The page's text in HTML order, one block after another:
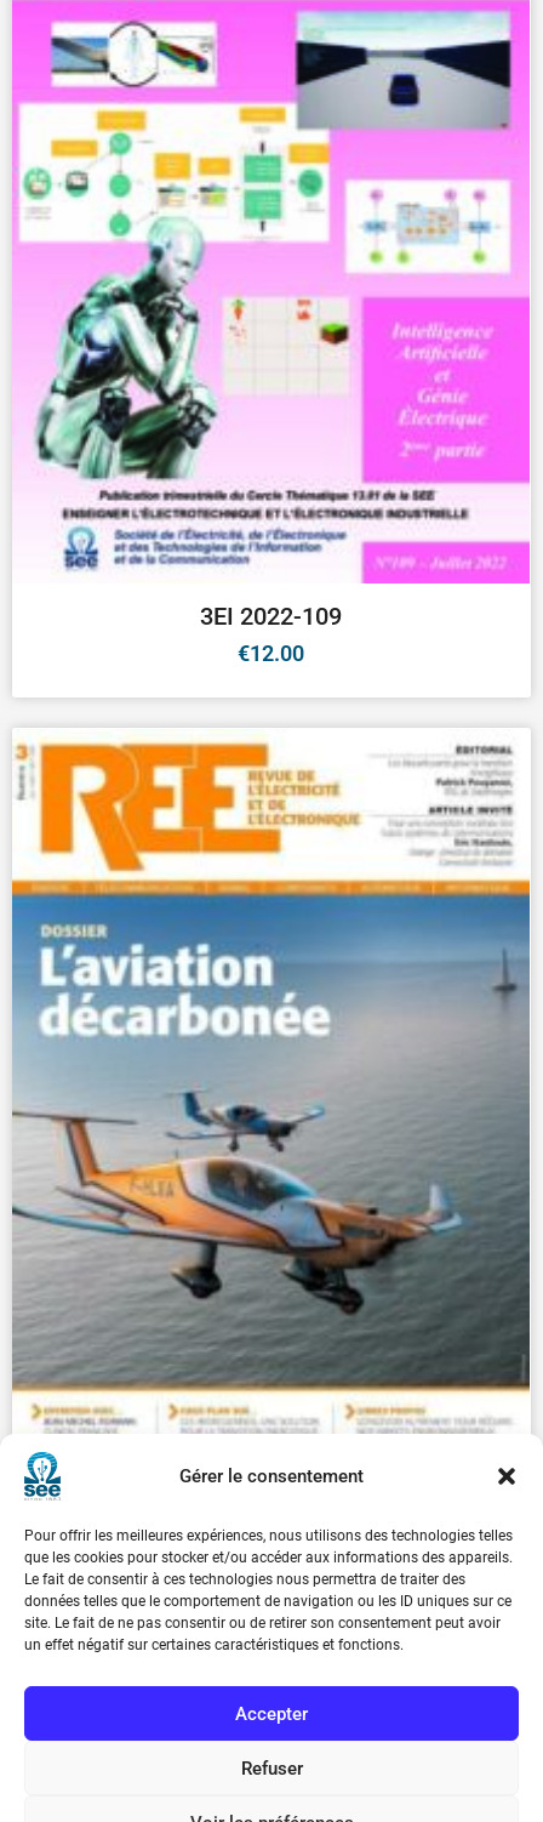
Gérer le consentement
Pour offrir les meilleures expériences, nous utilisons des technologies telles
que les cookies pour stocker et/ou accéder aux informations des appareils.
Le fait de consentir à ces technologies nous permettra de traiter des
données telles que le comportement de navigation ou les ID uniques sur ce
site. Le fait de ne pas consentir ou de retirer son consentement peut avoir
un effet négatif sur certaines caractéristiques et fonctions.
Accepter
Refuser
3EI 2022-109
€12.00
€30.00
1 2 3 4 5 6 7 8 ... 9